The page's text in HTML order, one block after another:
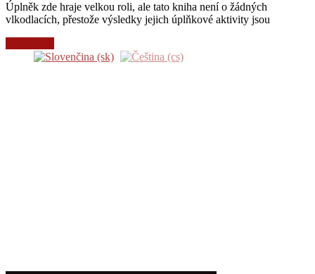
Úplněk zde hraje velkou roli, ale tato kniha není o žádných
vlkodlacích, přestože výsledky jejich úplňkové aktivity jsou